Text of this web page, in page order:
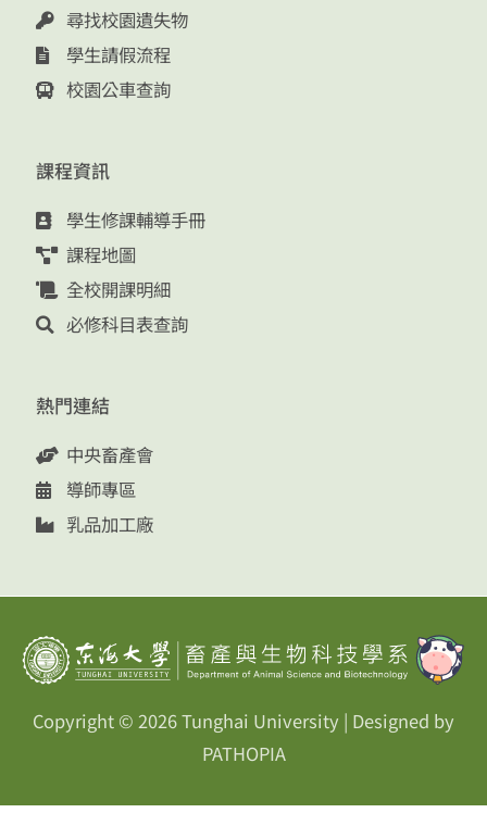
尋找校園遺失物
學生請假流程
校園公車查詢
課程資訊
學生修課輔導手冊
課程地圖
全校開課明細
必修科目表查詢
熱門連結
中央畜產會
導師專區
乳品加工廠
Copyright © 2026Tunghai University | Designed by
PATHOPIA